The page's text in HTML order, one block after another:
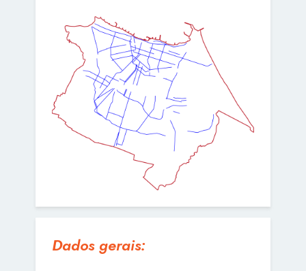
Dados gerais: